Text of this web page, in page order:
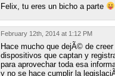
Felix, tu eres un bicho a parte
February 12th, 2014 at 1:12 PM
Hace mucho que dejÃ© de
dispositivos que captan y
para aprovechar toda esa
y no se hace cumplir la